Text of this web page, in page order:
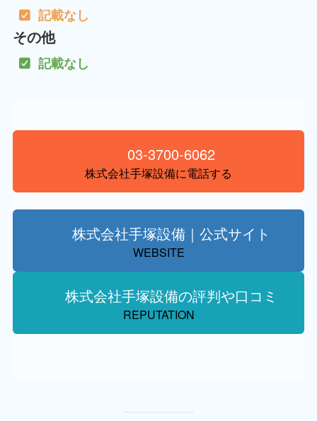
記載なし
その他
記載なし
03-3700-6062
株式会社手塚設備に電話する
株式会社手塚設備｜公式サイト
WEBSITE
株式会社手塚設備の評判や口コミ
REPUTATION